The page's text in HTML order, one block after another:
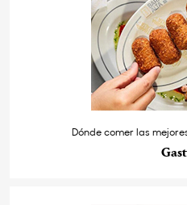
Dónde comer las